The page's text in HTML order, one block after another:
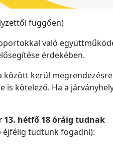
függően)
való
érdekében.
között kerül
is kötelező. Ha a
13. hétfő 18 óráig tudnak
éjfélig tudtunk fogadni):